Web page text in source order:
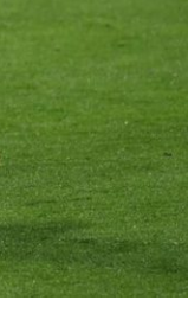
Paredes: una
de Diego
de Hockey FIH
de Hockey